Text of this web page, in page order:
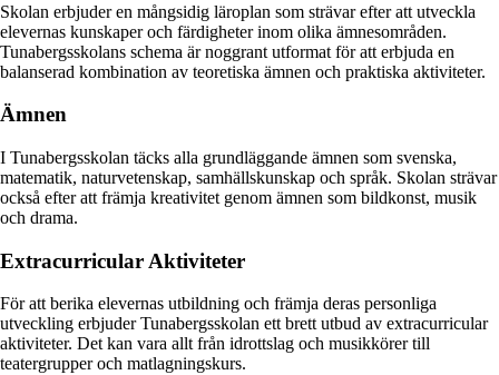
Skolan erbjuder en mångsidig läroplan som strävar efter att utveckla
elevernas kunskaper och färdigheter inom olika ämnesområden.
Tunabergsskolans schema är noggrant utformat för att erbjuda en
balanserad kombination av teoretiska ämnen och praktiska aktiviteter.
Ämnen
I Tunabergsskolan täcks alla grundläggande ämnen som svenska,
matematik, naturvetenskap, samhällskunskap och språk. Skolan strävar
också efter att främja kreativitet genom ämnen som bildkonst, musik
och drama.
Extracurricular Aktiviteter
För att berika elevernas utbildning och främja deras personliga
utveckling erbjuder Tunabergsskolan ett brett utbud av extracurricular
aktiviteter. Det kan vara allt från idrottslag och musikkörer till
teatergrupper och matlagningskurs.